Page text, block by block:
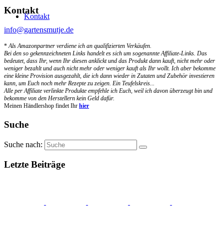
Kontakt
Kontakt
info@gartensmutje.de
*Als Amazonpartner verdiene ich an qualifizierten Verkäufen.
Bei den so gekennzeichneten Links handelt es sich um sogenannte Affiliate-Links. Das
bedeutet, dass Ihr, wenn Ihr diesen anklickt und das Produkt dann kauft, nicht mehr oder
weniger bezahlt und auch nicht mehr oder weniger kauft als Ihr wollt. Ich aber bekomme
eine kleine Provision ausgezahlt, die ich dann wieder in Zutaten und Zubehör investieren
kann, um Euch noch mehr Rezepte zu zeigen. Ein Teufelskreis...
Alle per Affiliate verlinkte Produkte empfehle ich Euch, weil ich davon überzeugt bin und
bekomme von den Herstellern kein Geld dafür.
Meinen Händlershop findet Ihr hier
Suche
Suche nach:
Letzte Beiträge